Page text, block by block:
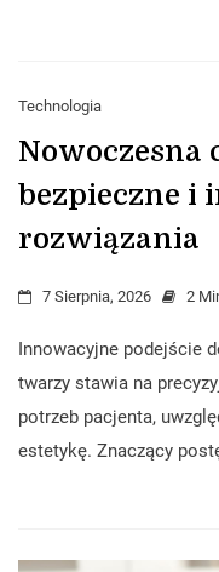
Technologia
bezpieczne i
rozwiązania
7 Sierpnia, 2026 2
Innowacyjne podejście
twarzy stawia na
potrzeb pacjenta,
estetykę. Znaczący